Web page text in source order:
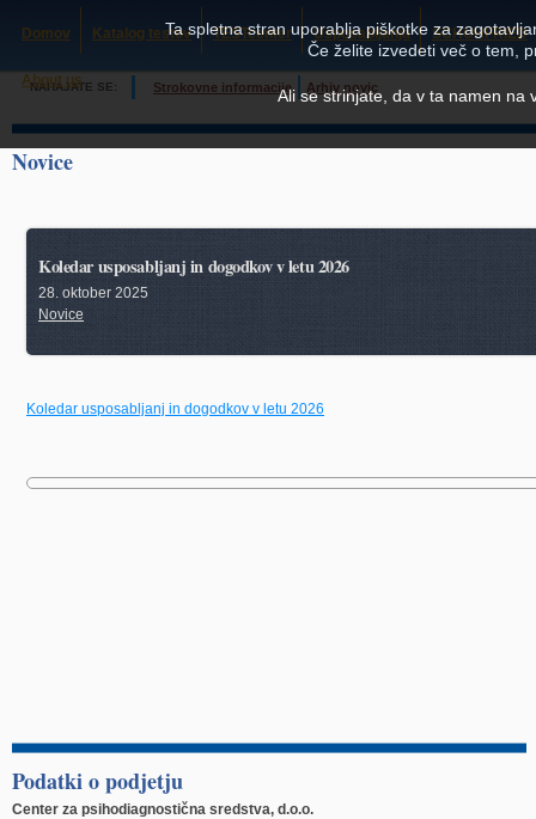
Domov Katalog testov TESTcenter Usposabljanja SCHUHFRIED
About us
NAHAJATE SE: Strokovne informacije Arhiv novic
Novice
Koledar usposabljanj in dogodkov v letu 2026
28. oktober 2025
Novice
Koledar usposabljanj in dogodkov v letu 2026
Podatki o podjetju
Center za psihodiagnostična sredstva, d.o.o.
Ta spletna stran uporablja piškotke za
Če želite izvedeti več o tem,
Ali se strinjate, da v ta namen na